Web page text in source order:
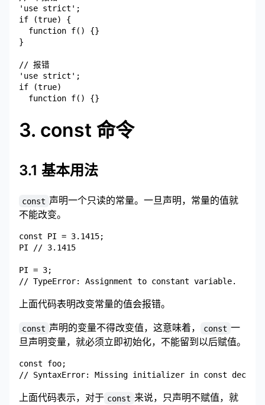
'use strict';
if (true) {
  function f() {}
}
// 报错
'use strict';
if (true)
3. const 命令
3.1 基本用法
const 声明一个只读的常量。一旦声明，常量的值就
不能改变。
const PI = 3.1415;
PI // 3.1415
PI = 3;
上面代码表明改变常量的值会报错。
const 声明的变量不得改变值，这意味着， const 一
旦声明变量，就必须立即初始化，不能留到以后赋值。
const foo;
上面代码表示，对于 const 来说，只声明不赋值，就